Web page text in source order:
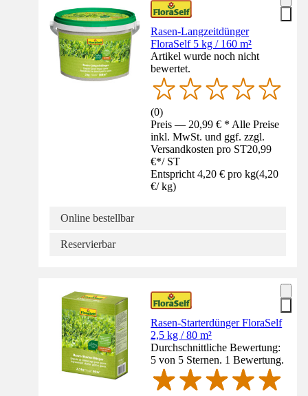
Rasen-Langzeitdünger
FloraSelf 5 kg / 160 m²
Artikel wurde noch nicht
bewertet.
(0)
Preis — 20,99 € * Alle Preise
inkl. MwSt. und ggf. zzgl.
Versandkosten pro ST20,99
€*/ ST
Entspricht 4,20 € pro kg(4,20
€/ kg)
Online bestellbar
Reservierbar
Rasen-Starterdünger FloraSelf
2,5 kg / 80 m²
Durchschnittliche Bewertung:
5 von 5 Sternen. 1 Bewertung.